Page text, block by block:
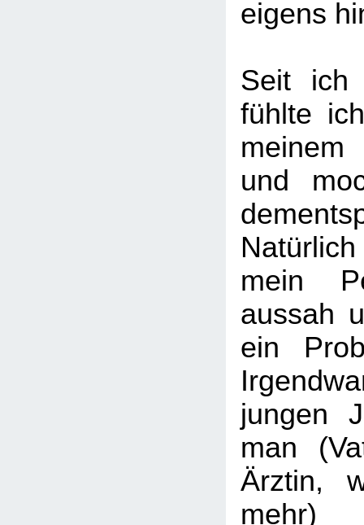
eigens
Seit ich
fühlte
und
mein
aussah
ein
jungen
man
Ärztin,